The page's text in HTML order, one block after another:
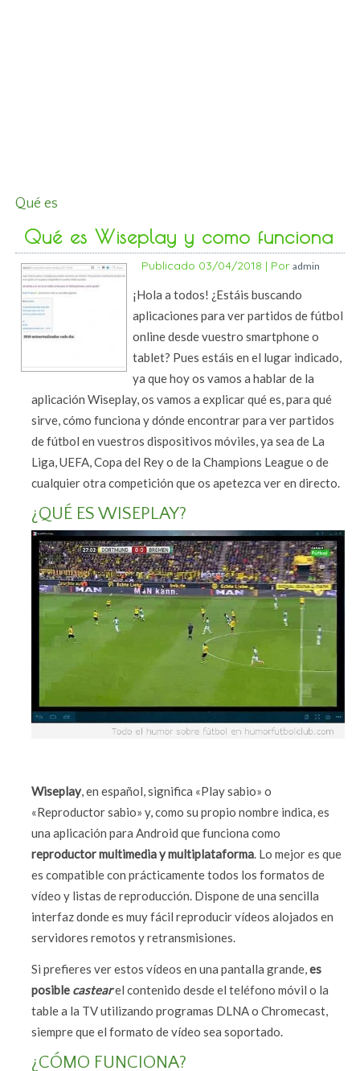
Qué es
Qué es Wiseplay y como funciona
Publicado 03/04/2018 | Por admin
¡Hola a todos! ¿Estáis buscando
aplicaciones para ver partidos de fútbol
online desde vuestro smartphone o
tablet? Pues estáis en el lugar indicado,
ya que hoy os vamos a hablar de la
aplicación Wiseplay, os vamos a explicar qué es, para qué
sirve, cómo funciona y dónde encontrar para ver partidos
de fútbol en vuestros dispositivos móviles, ya sea de La
Liga, UEFA, Copa del Rey o de la Champions League o de
cualquier otra competición que os apetezca ver en directo.
¿QUÉ ES WISEPLAY?
Wiseplay , en español, significa «Play sabio» o
«Reproductor sabio» y, como su propio nombre indica, es
una aplicación para Android que funciona como
reproductor multimedia y multiplataforma . Lo mejor es que
es compatible con prácticamente todos los formatos de
vídeo y listas de reproducción. Dispone de una sencilla
interfaz donde es muy fácil reproducir vídeos alojados en
servidores remotos y retransmisiones.
Si prefieres ver estos vídeos en una pantalla grande,es
posible castearel contenido desde el teléfono móvil o la
table a la TV utilizando programas DLNA o Chromecast,
siempre que el formato de vídeo sea soportado.
¿CÓMO FUNCIONA?